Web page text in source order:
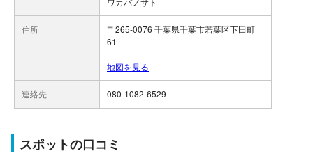
住所
〒265-0076 千葉県千葉市若葉区下田町
61
地図を見る
連絡先 080-1082-6529
スポットの口コミ